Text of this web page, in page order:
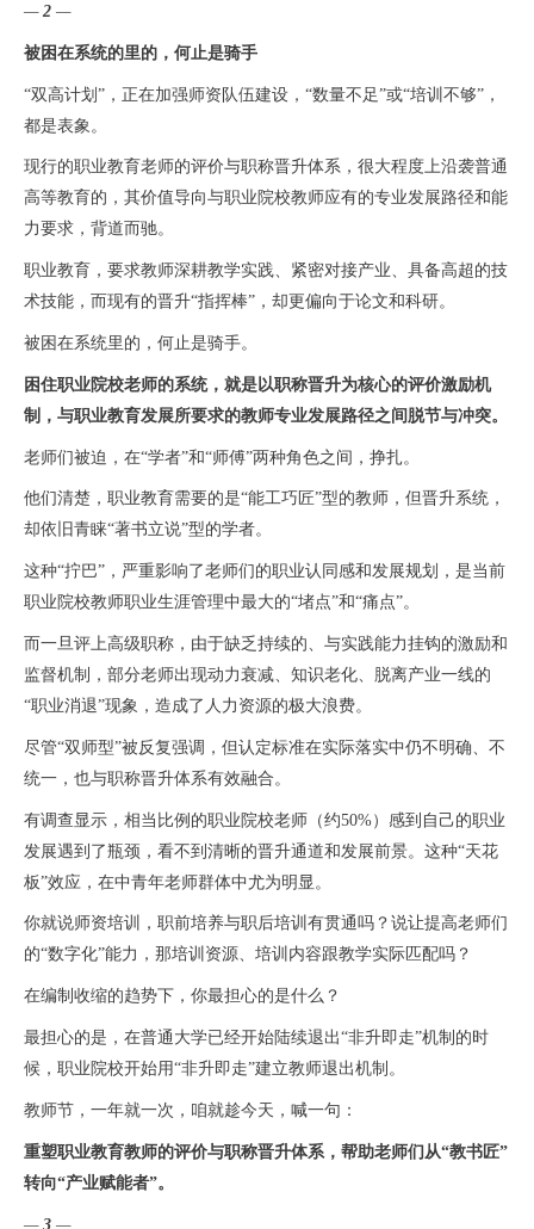
— 2 —
被困在系统的里的，何止是骑手
“双高计划”，正在加强师资队伍建设 ，“数量不足”或“培训不够”，
都是表象。
现行的职业教育老师的评价与职称晋升体系，很大程度上沿袭普通
高等教育的，其价值导向与职业院校教师应有的专业发展路径和能
力要求，背道而驰。
职业教育，要求教师深耕教学实践、紧密对接产业、具备高超的技
术技能 ，而现有的晋升“指挥棒”，却更偏向于论文和科研。
被困在系统里的，何止是骑手。
困住职业院校老师的系统，就是以职称晋升为核心的评价激励机
制，与职业教育发展所要求的教师专业发展路径之间脱节与冲突。
老师们被迫，在“学者”和“师傅”两种角色之间，挣扎。
他们清楚，职业教育需要的是“能工巧匠”型的教师，但晋升系统，
却依旧青睐“著书立说”型的学者。
这种“拧巴”，严重影响了老师们的职业认同感和发展规划，是当前
职业院校教师职业生涯管理中最大的“堵点”和“痛点”。
而一旦评上高级职称，由于缺乏持续的、与实践能力挂钩的激励和
监督机制，部分老师出现动力衰减、知识老化、脱离产业一线的
“职业消退”现象，造成了人力资源的极大浪费。
尽管“双师型”被反复强调，但认定标准在实际落实中仍不明确、不
统一，也与职称晋升体系有效融合。
有调查显示，相当比例的职业院校老师（约50%）感到自己的职业
发展遇到了瓶颈，看不到清晰的晋升通道和发展前景。这种“天花
板”效应，在中青年老师群体中尤为明显。
你就说师资培训，职前培养与职后培训有贯通吗？说让提高老师们
的“数字化”能力，那培训资源、培训内容跟教学实际匹配吗？
在编制收缩的趋势下，你最担心的是什么？
最担心的是，在普通大学已经开始陆续退出“非升即走”机制的时
候，职业院校开始用“非升即走”建立教师退出机制。
教师节，一年就一次，咱就趁今天，喊一句：
重塑职业教育教师的评价与职称晋升体系，帮助老师们从“教书匠”
转向“产业赋能者”。
— 3 —